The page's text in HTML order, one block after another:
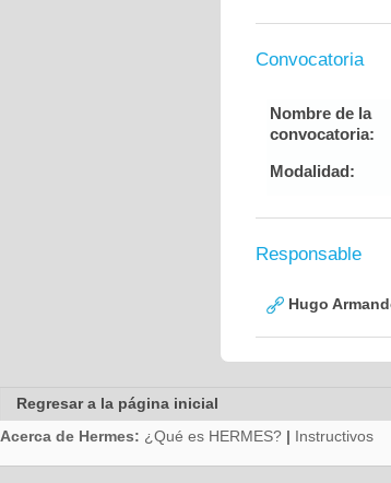
Convocatoria
Nombre de la
convocatoria:
Modalidad:
Responsable
Hugo
Regresar a la página inicial
Acerca de Hermes: ¿Qué es HERMES? | Instructivos